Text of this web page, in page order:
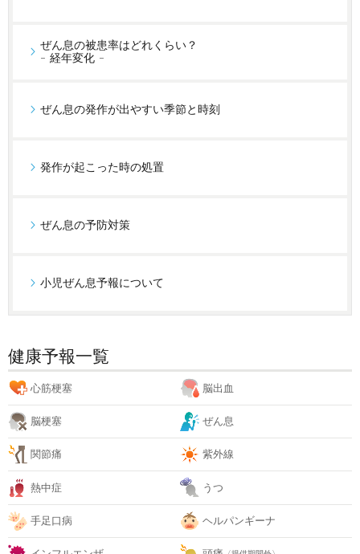
ぜん息の被患率はどれくらい？
- 経年変化 -
ぜん息の発作が出やすい季節と時刻
発作が起こった時の処置
ぜん息の予防対策
小児ぜん息予報について
健康予報一覧
心筋梗塞 脳出血
脳梗塞 ぜん息
関節痛 紫外線
熱中症 うつ
手足口病 ヘルパンギーナ